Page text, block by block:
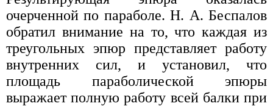
очерченной по параболе. Н. А. Беспалов
обратил внимание на то, что каждая из
треугольных эпюр представляет работу
внутренних сил, и установил, что
площадь параболической эпюры
выражает полную работу всей балки при